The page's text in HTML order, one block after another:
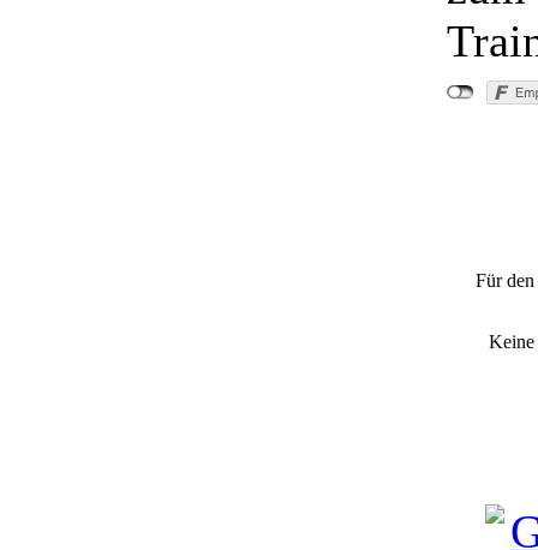
Für
Keine